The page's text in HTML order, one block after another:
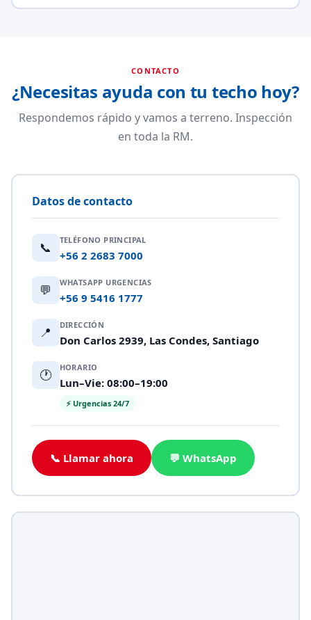
CONTACTO
¿Necesitas ayuda con tu techo hoy?
Respondemos rápido y vamos a terreno. Inspección
en toda la RM.
Datos de contacto
📞 TELÉFONO PRINCIPAL
+56 2 2683 7000
💬 WHATSAPP URGENCIAS
+56 9 5416 1777
📍 DIRECCIÓN
Don Carlos 2939, Las Condes, Santiago
🕐 HORARIO
Lun–Vie: 08:00–19:00
⚡ Urgencias 24/7
📞 Llamar ahora 💬 WhatsApp